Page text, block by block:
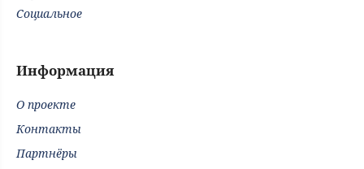
Социальное
Информация
О проекте
Контакты
Партнёры